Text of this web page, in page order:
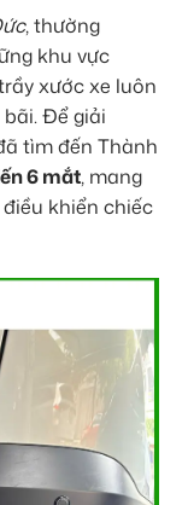
, thường
khu vực
xước xe luôn
Để giải
tìm đến Thành
6 mắt, mang
khiển chiếc